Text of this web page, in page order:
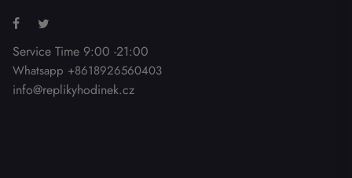
Service Time 9:00 -21:00
Whatsapp +8618926560403
info@replikyhodinek.cz